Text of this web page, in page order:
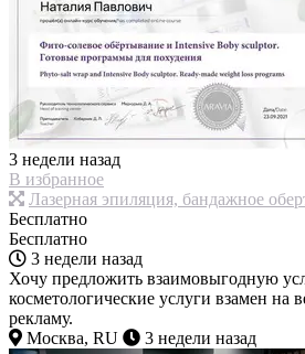
3 недели назад
В избранное
Лазерная эпиляция, бандажное
Бесплатно
Бесплатно
3 недели назад
Хочу предложить взаимовыгодную
косметологические услуги взамен на
рекламу.
Москва, RU
3 недели назад